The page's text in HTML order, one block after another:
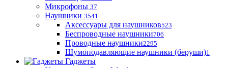
Микрофоны 37
Наушники 3541
Аксессуары для наушников523
Беспроводные наушники706
Проводные наушники2295
Шумоподавляющие наушники (беруши)1
Гаджеты